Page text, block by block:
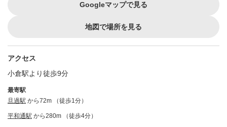
Googleマップで見る
地図で場所を見る
アクセス
小倉駅より徒歩9分
最寄駅
旦過駅 から72m （徒歩1分）
平和通駅 から280m （徒歩4分）